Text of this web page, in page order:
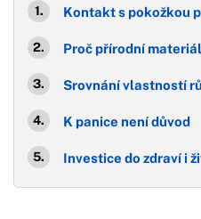
Kontakt s pokožkou
Proč přírodní
Srovnání vlastností
K panice není důvod
Investice do zdraví i